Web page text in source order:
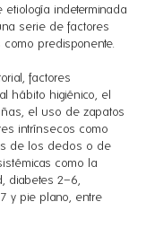
indeterminada
serie de factores
predisponente.
factores
hábito higiénico, el
el uso de zapatos
intrínsecos como
de los dedos o de
como la
diabetes 2–6,
y pie plano, entre